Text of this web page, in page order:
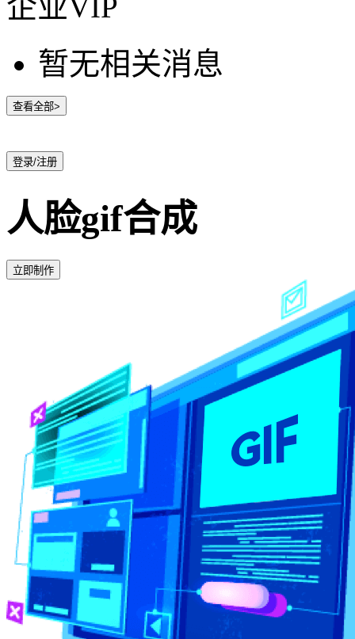
暂无相关消息
查看全部>
登录/注册
人脸gif合成
立即制作